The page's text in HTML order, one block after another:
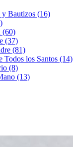
y Bautizos (16)
(60)
(37)
(81)
Todos los Santos (14)
(8)
(13)